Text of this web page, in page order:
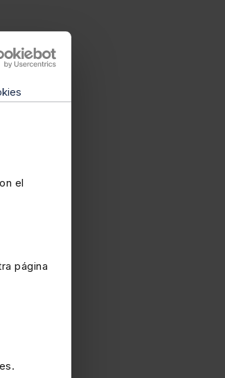
el
página